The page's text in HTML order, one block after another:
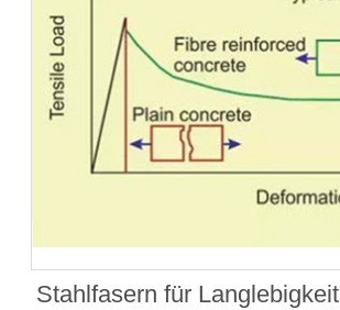
Stahlfasern für Langlebigkeit